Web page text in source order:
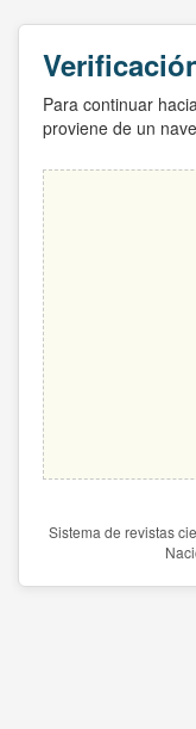
Para continuar
proviene de un
Sistema de revistas